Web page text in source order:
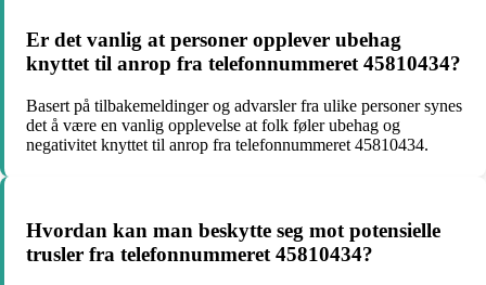
Er det vanlig at personer opplever ubehag
knyttet til anrop fra telefonnummeret 45810434?
Basert på tilbakemeldinger og advarsler fra ulike personer synes
det å være en vanlig opplevelse at folk føler ubehag og
negativitet knyttet til anrop fra telefonnummeret 45810434.
Hvordan kan man beskytte seg mot potensielle
trusler fra telefonnummeret 45810434?